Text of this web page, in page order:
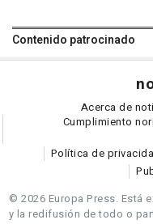
Contenido patrocinado
Acerca de
Cumplimiento
Política de
© 2026 Europa Press. Está
y la redifusión de todo o